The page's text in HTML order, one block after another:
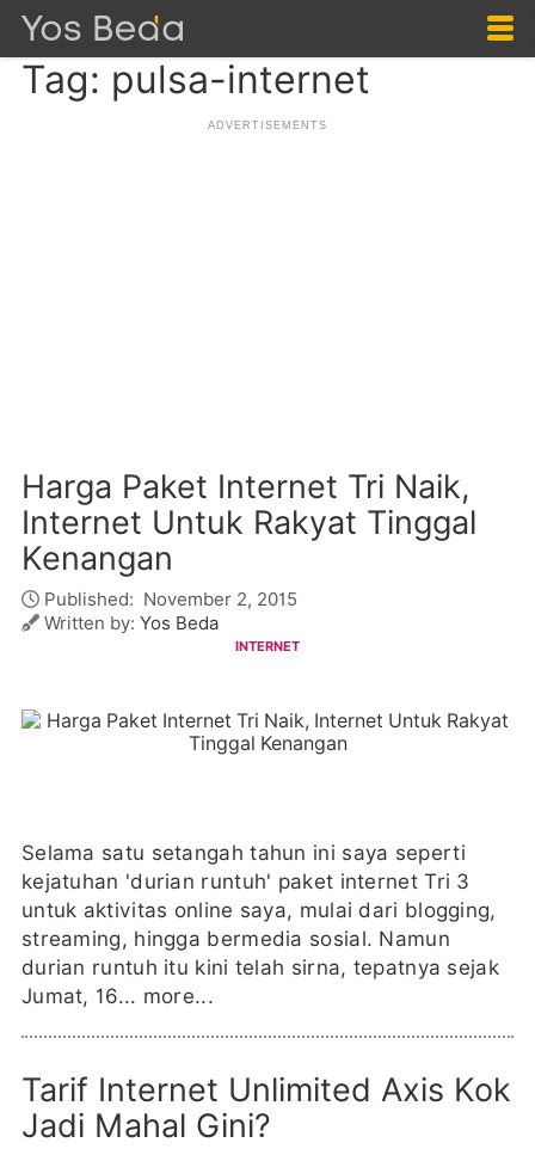
Tag: pulsa-internet
Harga Paket Internet Tri Naik,
Internet Untuk Rakyat Tinggal
Kenangan
Published: November 2, 2015
Written by: Yos Beda
INTERNET
Selama satu setangah tahun ini saya seperti
kejatuhan 'durian runtuh' paket internet Tri 3
untuk aktivitas online saya, mulai dari blogging,
streaming, hingga bermedia sosial. Namun
durian runtuh itu kini telah sirna, tepatnya sejak
Jumat, 16... more...
Tarif Internet Unlimited Axis Kok
Jadi Mahal Gini?